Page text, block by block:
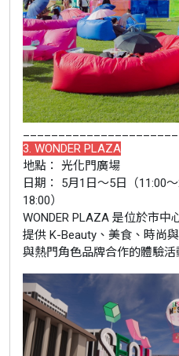
3. WONDER PLAZA
地點： 光化門廣場
日期： 5月1日～5日（11:00
18:00）
WONDER PLAZA 是位於市中
提供 K-Beauty、美食、時尚
與熱門角色品牌合作的體驗活